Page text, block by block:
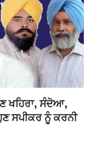
ਖਹਿਰਾ, ਸੰਦੋਆ,
ਸਪੀਕਰ ਨੂੰ ਕਰਨੀ